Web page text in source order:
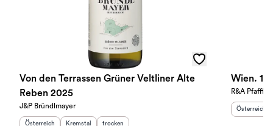
Von den Terrassen Grüner Veltliner Alte
Reben 2025
J&P Bründlmayer
Herkunftsland
Österreich Herkunftsregion:
Kremstal Geschmack
trocken
Wien. 1
R&A Pfaffl
Österreich